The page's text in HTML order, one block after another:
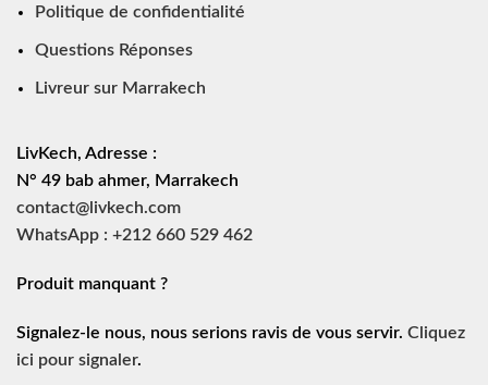
Politique de confidentialité
Questions Réponses
Livreur sur Marrakech
LivKech, Adresse :
N° 49 bab ahmer, Marrakech
contact@livkech.com
WhatsApp : +212 660 529 462
Produit manquant ?
Signalez-le nous, nous serions ravis de vous servir. Cliquez
ici pour signaler.